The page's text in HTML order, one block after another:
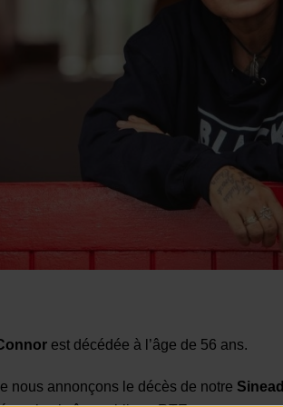
est décédée à l’âge de 56 ans.
nous annonçons le décès de notre Sinead